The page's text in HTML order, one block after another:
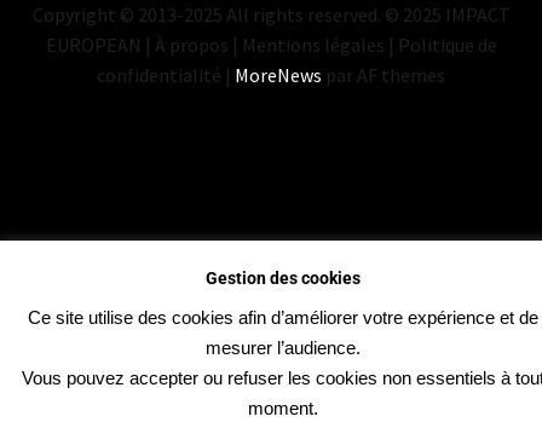
Copyright © 2013-2025 All rights reserved. © 2025 IMPACT
EUROPEAN | À propos | Mentions légales | Politique de
confidentialité | MoreNews par AF themes
Gestion des cookies
Ce site utilise des cookies afin d’améliorer votre expérience et de
mesurer l’audience.
Vous pouvez accepter ou refuser les cookies non essentiels à
moment.